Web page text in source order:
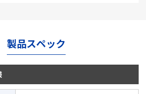
製品スペック